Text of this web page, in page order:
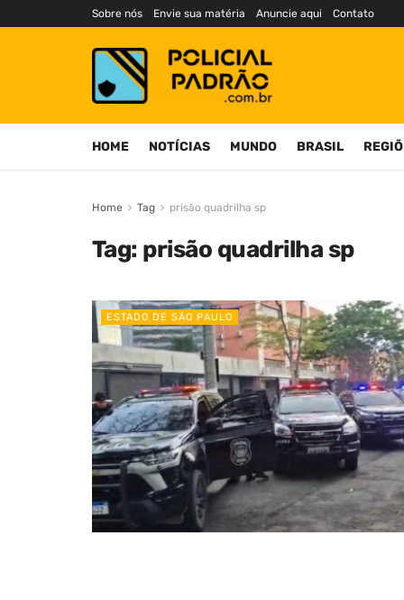
Sobre nós Envie sua matéria Anuncie aqui Contato
HOME NOTÍCIAS MUNDO BRASIL
Home Tag prisão quadrilha sp
Tag: prisão quadrilha sp
ESTADO DE SÃO PAULO